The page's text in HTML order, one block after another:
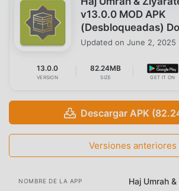
v13.0.0 MOD APK
(Desbloqueadas)
Updated on June 2, 2025
13.0.0
VERSION
82.24MB
SIZE GET IT ON
Descargar APK
Versiones anteriores
NOMBRE DE LA APP Haj Umrah